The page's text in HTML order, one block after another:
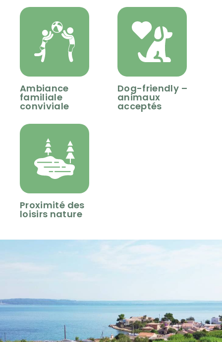
Ambiance
familiale
conviviale
Dog-friendly –
animaux
acceptés
Proximité des
loisirs nature